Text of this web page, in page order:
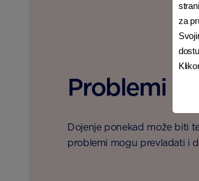
Problemi s
Dojenje ponekad može biti
problemi mogu prevladati i
za